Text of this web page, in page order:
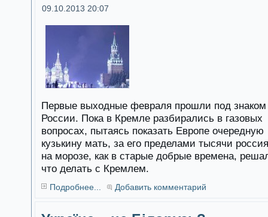
09.10.2013 20:07
Первые выходные февраля прошли под знаком
России. Пока в Кремле разбирались в газовых
вопросах, пытаясь показать Европе очередную
кузькину мать, за его пределами тысячи
на морозе, как в старые добрые времена,
что делать с Кремлем.
Подробнее... Добавить комментарий